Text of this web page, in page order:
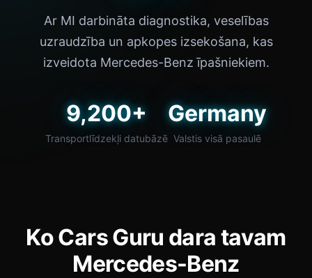
Ar MI darbināta diagnostika, veselības
uzraudzība un apkopes izsekošana, kas
izveidota Mercedes-Benz īpašniekiem.
9,200+
Transportlīdzekļi datubāzē
Germany
Valstis visā pasaulē
Ko Cars Guru dara tavam
Mercedes-Benz